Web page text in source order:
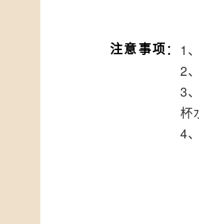
注意事项： 1
2
3
杯
4